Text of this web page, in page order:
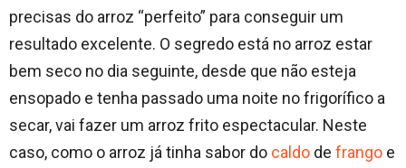
precisas do arroz “perfeito” para conseguir um
resultado excelente. O segredo está no arroz estar
bem seco no dia seguinte, desde que não esteja
ensopado e tenha passado uma noite no frigorífico a
secar, vai fazer um arroz frito espectacular. Neste
caso, como o arroz já tinha sabor do caldo de frango e